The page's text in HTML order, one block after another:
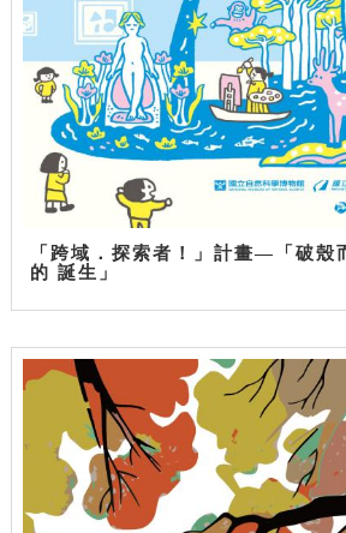
「跨域．探索者！」計畫—「破殼
的 誕生」